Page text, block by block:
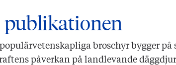
publikationen
broschyr bygger på
påverkan på landlevande